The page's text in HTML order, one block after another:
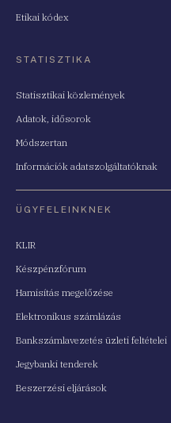
Etikai kódex
STATISZTIKA
Statisztikai közlemények
Adatok, idősorok
Módszertan
Információk adatszolgáltatóknak
ÜGYFELEINKNEK
KLIR
Készpénzfórum
Hamisítás megelőzése
Elektronikus számlázás
Bankszámlavezetés üzleti feltételei
Jegybanki tenderek
Beszerzési eljárások